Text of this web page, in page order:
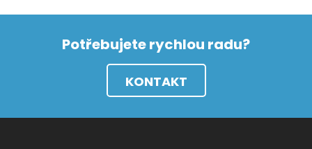
Potřebujete rychlou radu?
KONTAKT